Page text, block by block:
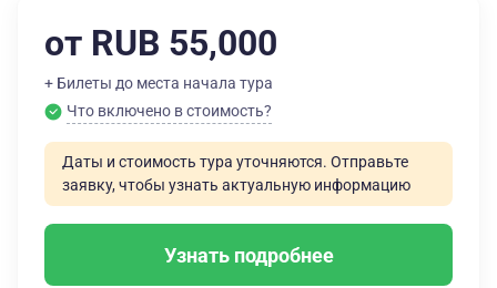
от RUB 55,000
+ Билеты до места начала тура
Что включено в стоимость?
Даты и стоимость тура уточняются. Отправьте
заявку, чтобы узнать актуальную информацию
Узнать подробнее